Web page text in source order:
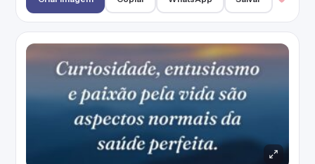
Cuide da saúde e busque sempre estar em
paz consigo mesmo. Esse é o caminho para
uma vida saudável e feliz.
— Denise Campos